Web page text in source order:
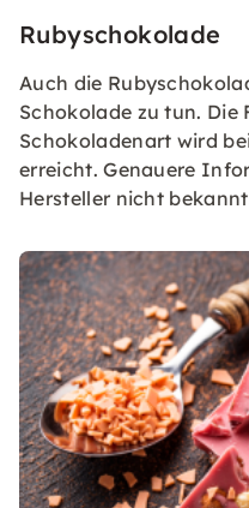
Rubyschokolade
Auch die
Schokolade zu tun. Die
Schokoladenart wird
erreicht. Genauere
Hersteller nicht